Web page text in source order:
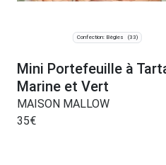
Confection: Bègles (33)
Mini Portefeuille à
Marine et Vert
MAISON MALLOW
35€